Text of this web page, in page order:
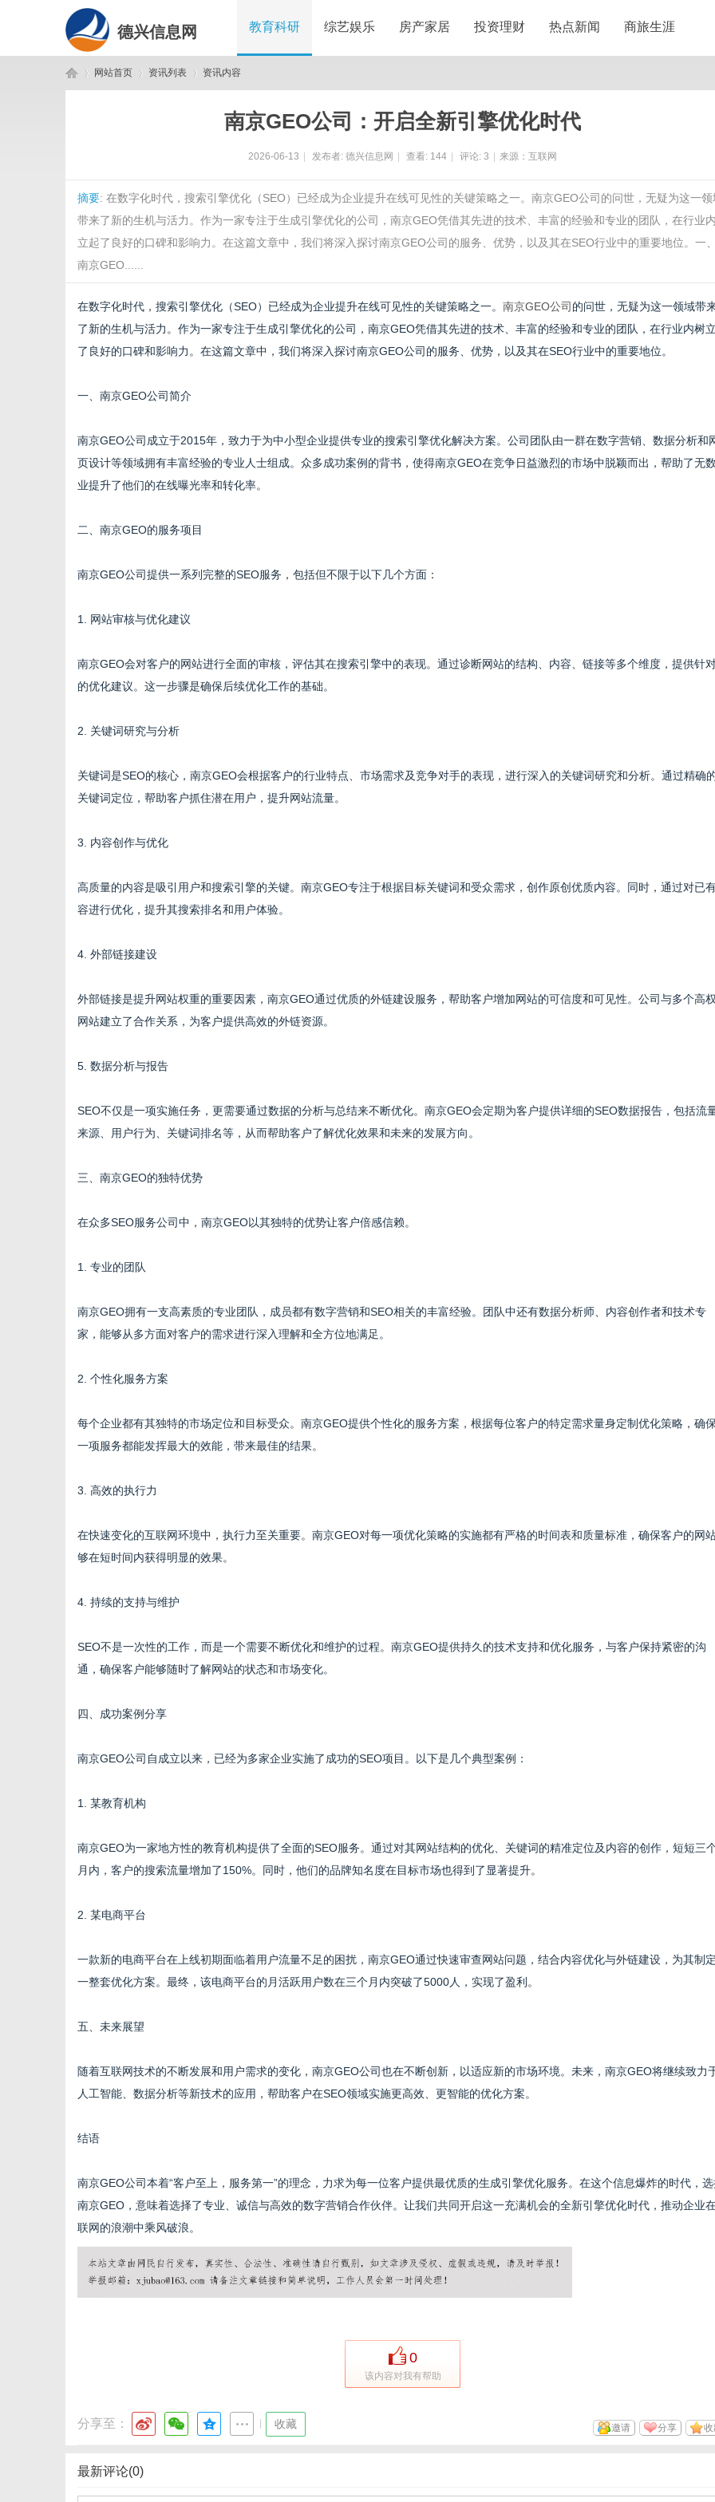
德兴信息网 教育科研 综艺娱乐 房产家居 投资理财 热点新闻 商旅生涯
网站首页 资讯列表 资讯内容
南京GEO公司：开启全新引擎优化时代
2026-06-13 发布者: 德兴信息网 查看: 144 评论: 3 来源：互联网
摘要: 在数字化时代，搜索引擎优化（SEO）已经成为企业提升在线可见性的关键策略之一。南京GEO公司的问世，无疑为这一领
带来了新的生机与活力。作为一家专注于生成引擎优化的公司，南京GEO凭借其先进的技术、丰富的经验和专业的团队，在行业
立起了良好的口碑和影响力。在这篇文章中，我们将深入探讨南京GEO公司的服务、优势，以及其在SEO行业中的重要地位。一
南京GEO......
在数字化时代，搜索引擎优化（SEO）已经成为企业提升在线可见性的关键策略之一。 南京GEO公司 的问世，无疑为这一领域带
了新的生机与活力。作为一家专注于生成引擎优化的公司，南京GEO凭借其先进的技术、丰富的经验和专业的团队，在行业内树
了良好的口碑和影响力。在这篇文章中，我们将深入探讨南京GEO公司的服务、优势，以及其在SEO行业中的重要地位。
一、南京GEO公司简介
南京GEO公司成立于2015年，致力于为中小型企业提供专业的搜索引擎优化解决方案。公司团队由一群在数字营销、数据分析和
页设计等领域拥有丰富经验的专业人士组成。众多成功案例的背书，使得南京GEO在竞争日益激烈的市场中脱颖而出，帮助了无
业提升了他们的在线曝光率和转化率。
二、南京GEO的服务项目
南京GEO公司提供一系列完整的SEO服务，包括但不限于以下几个方面：
1. 网站审核与优化建议
南京GEO会对客户的网站进行全面的审核，评估其在搜索引擎中的表现。通过诊断网站的结构、内容、链接等多个维度，提供针
的优化建议。这一步骤是确保后续优化工作的基础。
2. 关键词研究与分析
关键词是SEO的核心，南京GEO会根据客户的行业特点、市场需求及竞争对手的表现，进行深入的关键词研究和分析。通过精确
关键词定位，帮助客户抓住潜在用户，提升网站流量。
3. 内容创作与优化
高质量的内容是吸引用户和搜索引擎的关键。南京GEO专注于根据目标关键词和受众需求，创作原创优质内容。同时，通过对已
容进行优化，提升其搜索排名和用户体验。
4. 外部链接建设
外部链接是提升网站权重的重要因素，南京GEO通过优质的外链建设服务，帮助客户增加网站的可信度和可见性。公司与多个高
网站建立了合作关系，为客户提供高效的外链资源。
5. 数据分析与报告
SEO不仅是一项实施任务，更需要通过数据的分析与总结来不断优化。南京GEO会定期为客户提供详细的SEO数据报告，包括流
来源、用户行为、关键词排名等，从而帮助客户了解优化效果和未来的发展方向。
三、南京GEO的独特优势
在众多SEO服务公司中，南京GEO以其独特的优势让客户倍感信赖。
1. 专业的团队
南京GEO拥有一支高素质的专业团队，成员都有数字营销和SEO相关的丰富经验。团队中还有数据分析师、内容创作者和技术专
家，能够从多方面对客户的需求进行深入理解和全方位地满足。
2. 个性化服务方案
每个企业都有其独特的市场定位和目标受众。南京GEO提供个性化的服务方案，根据每位客户的特定需求量身定制优化策略，确
一项服务都能发挥最大的效能，带来最佳的结果。
3. 高效的执行力
在快速变化的互联网环境中，执行力至关重要。南京GEO对每一项优化策略的实施都有严格的时间表和质量标准，确保客户的网
够在短时间内获得明显的效果。
4. 持续的支持与维护
SEO不是一次性的工作，而是一个需要不断优化和维护的过程。南京GEO提供持久的技术支持和优化服务，与客户保持紧密的沟
通，确保客户能够随时了解网站的状态和市场变化。
四、成功案例分享
南京GEO公司自成立以来，已经为多家企业实施了成功的SEO项目。以下是几个典型案例：
1. 某教育机构
南京GEO为一家地方性的教育机构提供了全面的SEO服务。通过对其网站结构的优化、关键词的精准定位及内容的创作，短短三
月内，客户的搜索流量增加了150%。同时，他们的品牌知名度在目标市场也得到了显著提升。
2. 某电商平台
一款新的电商平台在上线初期面临着用户流量不足的困扰，南京GEO通过快速审查网站问题，结合内容优化与外链建设，为其制
一整套优化方案。最终，该电商平台的月活跃用户数在三个月内突破了5000人，实现了盈利。
五、未来展望
随着互联网技术的不断发展和用户需求的变化，南京GEO公司也在不断创新，以适应新的市场环境。未来，南京GEO将继续致力
人工智能、数据分析等新技术的应用，帮助客户在SEO领域实施更高效、更智能的优化方案。
结语
南京GEO公司本着“客户至上，服务第一”的理念，力求为每一位客户提供最优质的生成引擎优化服务。在这个信息爆炸的时代，
南京GEO，意味着选择了专业、诚信与高效的数字营销合作伙伴。让我们共同开启这一充满机会的全新引擎优化时代，推动企业
联网的浪潮中乘风破浪。
0
该内容对我有帮助
分享至： 收藏 分享
邀请
最新评论(0)